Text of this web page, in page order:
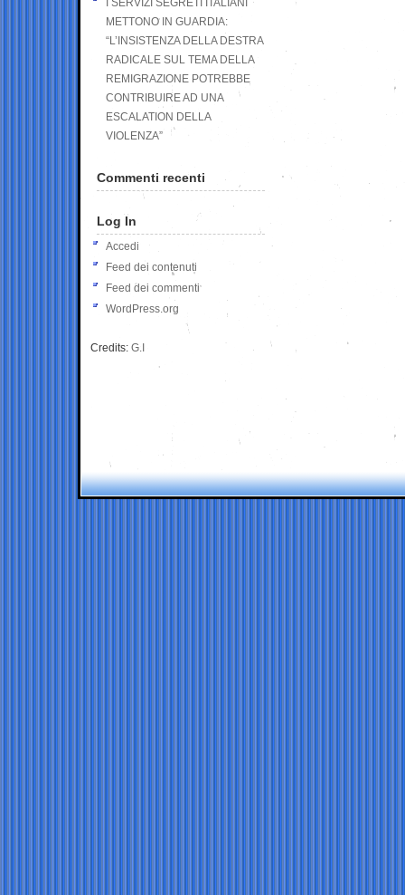
I SERVIZI SEGRETI ITALIANI
METTONO IN GUARDIA:
“L’INSISTENZA DELLA DESTRA
RADICALE SUL TEMA DELLA
REMIGRAZIONE POTREBBE
CONTRIBUIRE AD UNA
ESCALATION DELLA
VIOLENZA”
Commenti recenti
Log In
Accedi
Feed dei contenuti
Feed dei commenti
WordPress.org
Credits: G.I